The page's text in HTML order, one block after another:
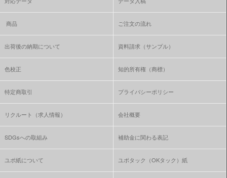
商品 ご注文の流れ
出荷後の納期について 資料請求（サンプル）
色校正 知的所有権（商標）
特定商取引 プライバシーポリシー
リクルート（求人情報） 会社概要
SDGsへの取組み 補助金に関わる表記
ユポ紙について ユポタック（OKタック）紙